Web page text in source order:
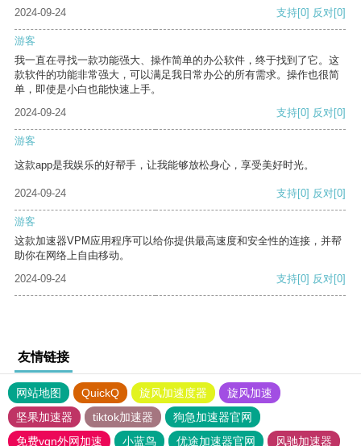
2024-09-24 支持[0] 反对[0]
游客
我一直在寻找一款功能强大、操作简单的办公软件，终于找到了它。这
款软件的功能非常强大，可以满足我日常办公的所有需求。操作也很简
单，即使是小白也能快速上手。
2024-09-24
支持[0] 反对[0]
游客
这款app是我娱乐的好帮手，让我能够放松身心，享受美好时光。
2024-09-24 支持[0] 反对[0]
游客
这款加速器VPM应用程序可以给你提供最高速度和安全性的连接，并帮
助你在网络上自由移动。
2024-09-24
支持[0] 反对[0]
友情链接
网站地图 QuickQ 旋风加速度器
旋风加速
坚果加速器
tiktok加速器
狗急加速器官网
免费vqn外网加速
小蓝鸟 优途加速器官网 风驰加速器